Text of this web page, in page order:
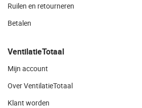
Ruilen en retourneren
Betalen
VentilatieTotaal
Mijn account
Over VentilatieTotaal
Klant worden